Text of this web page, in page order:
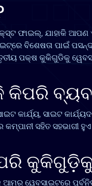
ଫାଇଲ୍, ଯାହାକି
ବିଶେଷତା ପାଇଁ
ପକ୍ଷ କୁକିଗୁଡିକୁ
କାର୍ଯ୍ୟ, ସାଇଟ
କମ୍ପାନୀ ସହିତ ସହଭାଗୀ
କୁକିଗୁଡ଼ିକୁ
ୱେବସାଇଟରେ